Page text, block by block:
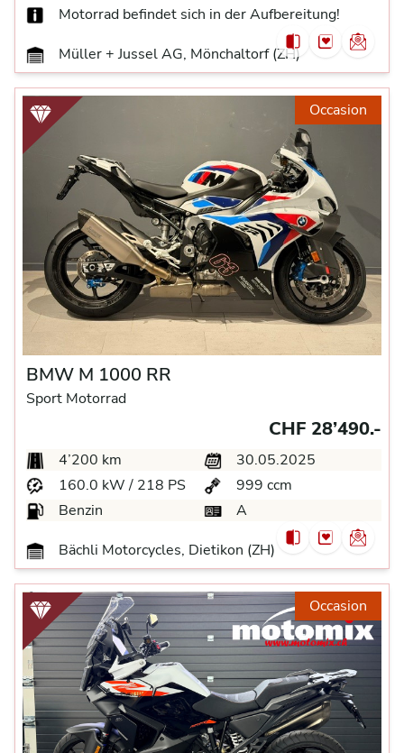
Motorrad befindet sich in der Aufbereitung!
Müller + Jussel AG, Mönchaltorf (ZH)
Occasion
BMW M 1000 RR
Sport Motorrad
CHF 28’490.-
4’200 km
30.05.2025
160.0 kW / 218 PS
999 ccm
Benzin
A
Bächli Motorcycles, Dietikon (ZH)
Occasion